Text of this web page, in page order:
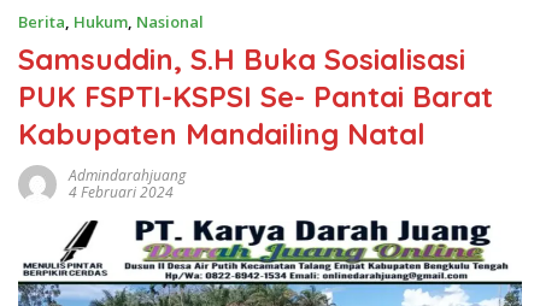
Berita, Hukum, Nasional
Samsuddin, S.H Buka Sosialisasi
PUK FSPTI-KSPSI Se- Pantai Barat
Kabupaten Mandailing Natal
Admindarahjuang
4 Februari 2024